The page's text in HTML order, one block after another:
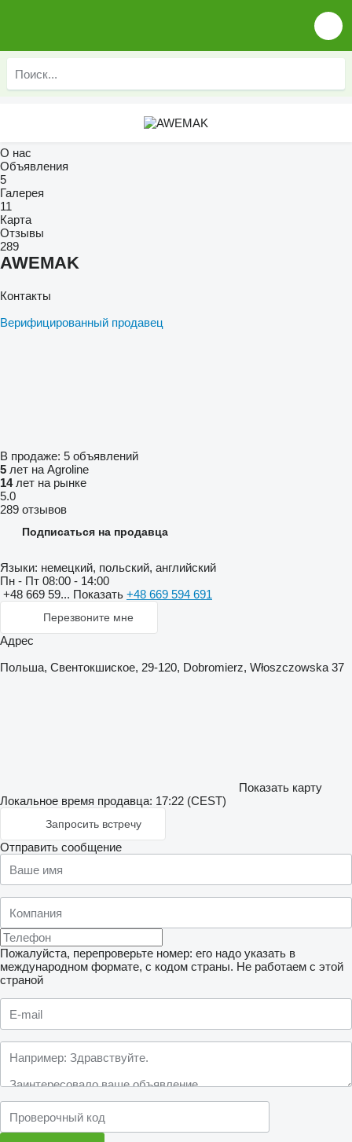
О нас
Объявления
5
Галерея
11
Карта
Отзывы
289
AWEMAK
Контакты
Верифицированный продавец
В продаже: 5 объявлений
5 лет на Agroline
14лет на рынке
5.0
289 отзывов
Подписаться на продавца
Языки: немецкий, польский, английский
Пн - Пт 08:00 - 14:00
+48 669 59... Показать +48 669 594 691
Перезвоните мне
Адрес
Польша, Свентокшиское, 29-120, Dobromierz, Włoszczowska 37
Показать карту
Локальное время продавца: 17:22 (CEST)
Запросить встречу
Отправить сообщение
Пожалуйста, перепроверьте номер: его надо указать в
международном формате, с кодом страны. Не работаем с этой
страной